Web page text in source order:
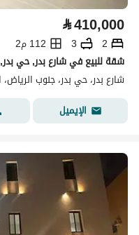
⃁410,000
2
3
112 م2
شقة للبيع في شارع بدر, حي
شارع بدر، حي بدر، جنوب الرياض،
الإيميل